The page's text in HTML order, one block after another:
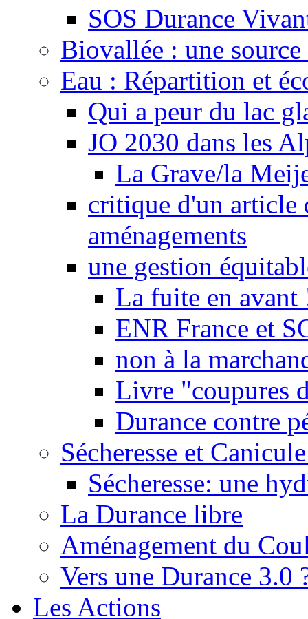
SOS Durance
Biovallée : une
Eau : Répartition et
Qui a peur du lac
JO 2030 dans les
La Grave/la
critique d'un article
aménagements
une gestion
La fuite en avant
ENR France et
non à la
Livre "coupures
Durance contre
Sécheresse et
Sécheresse: une
La Durance libre
Aménagement du
Vers une Durance 3.0
Les Actions